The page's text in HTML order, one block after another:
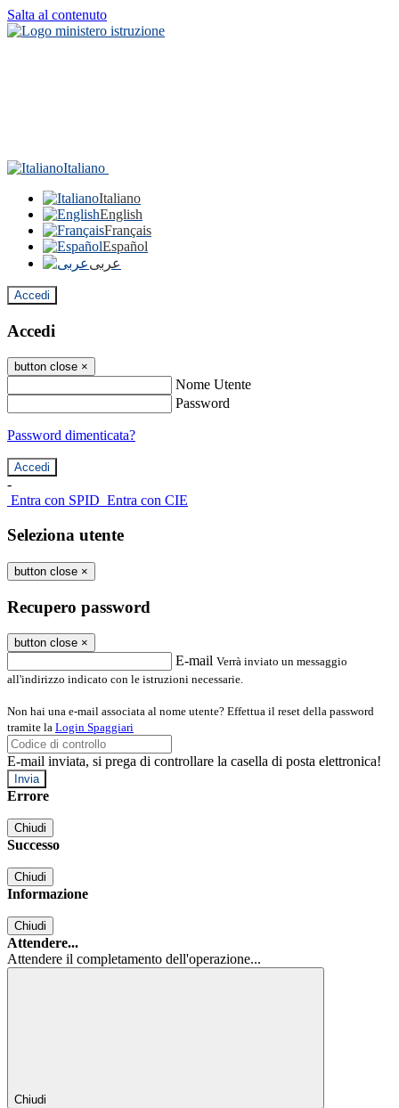
Salta al contenuto
Italiano
Italiano
English
Français
Español
عربى
Accedi
Accedi
button close ×
Nome Utente
Password
Password dimenticata?
-
Entra con SPID Entra con CIE
Seleziona utente
button close ×
Recupero password
button close ×
E-mail Verrà inviato un messaggio
all'indirizzo indicato con le istruzioni necessarie.
Non hai una e-mail associata al nome utente? Effettua il reset della password
tramite la Login Spaggiari
E-mail inviata, si prega di controllare la casella di posta elettronica!
Errore
Chiudi
Successo
Chiudi
Informazione
Chiudi
Attendere...
Attendere il completamento dell'operazione...
Chiudi